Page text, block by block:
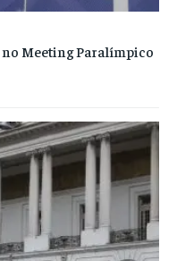
Meeting Paralímpico